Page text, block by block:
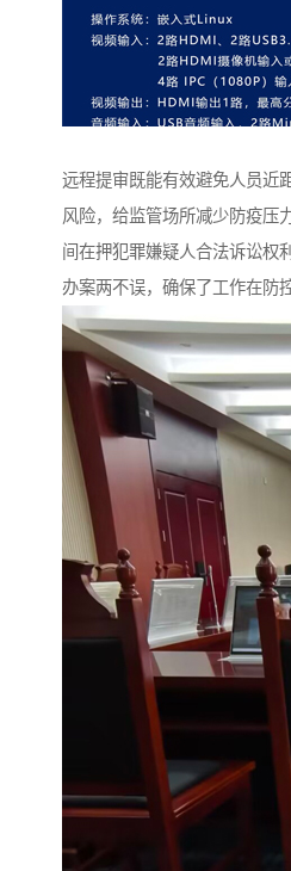
远程提审既能有效避免人员近
风险，给监管场所减少防疫压
间在押犯罪嫌疑人合法诉讼权
办案两不误，确保了工作在防